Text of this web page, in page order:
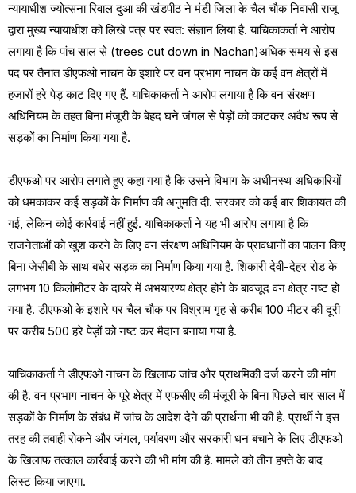
न्यायाधीश ज्योत्सना रिवाल दुआ की खंडपीठ ने मंडी जिला के चैल चौक निवासी राजू
द्वारा मुख्य न्यायाधीश को लिखे पत्र पर स्वत: संज्ञान लिया है. याचिकाकर्ता ने आरोप
लगाया है कि पांच साल से (trees cut down in Nachan)अधिक समय से इस
पद पर तैनात डीएफओ नाचन के इशारे पर वन प्रभाग नाचन के कई वन क्षेत्रों में
हजारों हरे पेड़ काट दिए गए हैं. याचिकाकर्ता ने आरोप लगाया है कि वन संरक्षण
अधिनियम के तहत बिना मंजूरी के बेहद घने जंगल से पेड़ों को काटकर अवैध रूप से
सड़कों का निर्माण किया गया है.
डीएफओ पर आरोप लगाते हुए कहा गया है कि उसने विभाग के अधीनस्थ अधिकारियों
को धमकाकर कई सड़कों के निर्माण की अनुमति दी. सरकार को कई बार शिकायत की
गई, लेकिन कोई कार्रवाई नहीं हुई. याचिकाकर्ता ने यह भी आरोप लगाया है कि
राजनेताओं को खुश करने के लिए वन संरक्षण अधिनियम के प्रावधानों का पालन किए
बिना जेसीबी के साथ बधेर सड़क का निर्माण किया गया है. शिकारी देवी-देहर रोड के
लगभग 10 किलोमीटर के दायरे में अभयारण्य क्षेत्र होने के बावजूद वन क्षेत्र नष्ट हो
गया है. डीएफओ के इशारे पर चैल चौक पर विश्राम गृह से करीब 100 मीटर की दूरी
पर करीब 500 हरे पेड़ों को नष्ट कर मैदान बनाया गया है.
याचिकाकर्ता ने डीएफओ नाचन के खिलाफ जांच और प्राथमिकी दर्ज करने की मांग
की है. वन प्रभाग नाचन के पूरे क्षेत्र में एफसीए की मंजूरी के बिना पिछले चार साल में
सड़कों के निर्माण के संबंध में जांच के आदेश देने की प्रार्थना भी की है. प्रार्थी ने इस
तरह की तबाही रोकने और जंगल, पर्यावरण और सरकारी धन बचाने के लिए डीएफओ
के खिलाफ तत्काल कार्रवाई करने की भी मांग की है. मामले को तीन हफ्ते के बाद
लिस्ट किया जाएगा.